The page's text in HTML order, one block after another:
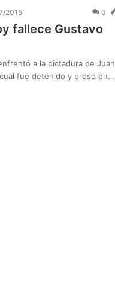
2015 0
fallece Gustavo
a la dictadura de Juan
fue detenido y preso en…